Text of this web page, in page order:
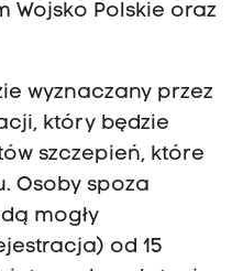
Wojsko Polskie oraz
wyznaczany przez
który będzie
szczepień, które
Osoby spoza
mogły
od 15